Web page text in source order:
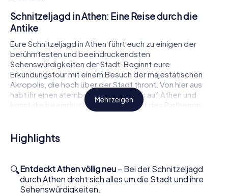
Schnitzeljagd in Athen: Eine Reise durch die
Antike
Eure Schnitzeljagd in Athen führt euch zu einigen der
berühmtesten und beeindruckendsten
Sehenswürdigkeiten der Stadt. Beginnt eure
Erkundungstour mit einem Besuch der majestätischen
Akropolis, die hoch über der Stadt thront. Von hier aus
habt ihr einen atemberaubenden Blick auf Athen und
könnt die beeindruckende Architektur des Parthenon
bewundern. Weiter geht es zum Tempel des Hephaistos,
griechischen Antike gilt. Lasst euch von der Geschichte
dieser antiken Stätten inspirieren und entdeckt die
Geschichte erleben bei der Schnitzeljagd in
Athen
Mehr zeigen
Highlights
🔍Entdeckt Athen völlig neu – Bei der Schnitzeljagd
durch Athen dreht sich alles um die Stadt und ihre
Sehenswürdigkeiten.